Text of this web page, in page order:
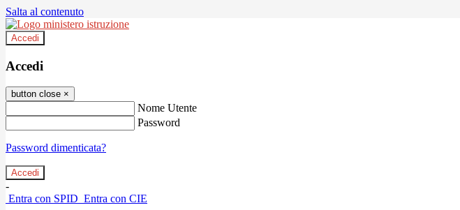
Salta al contenuto
Accedi
Accedi
button close ×
Nome Utente
Password
Password dimenticata?
-
Entra con SPID Entra con CIE